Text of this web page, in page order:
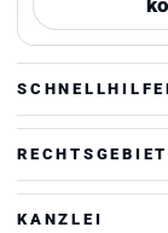
KANZLEI